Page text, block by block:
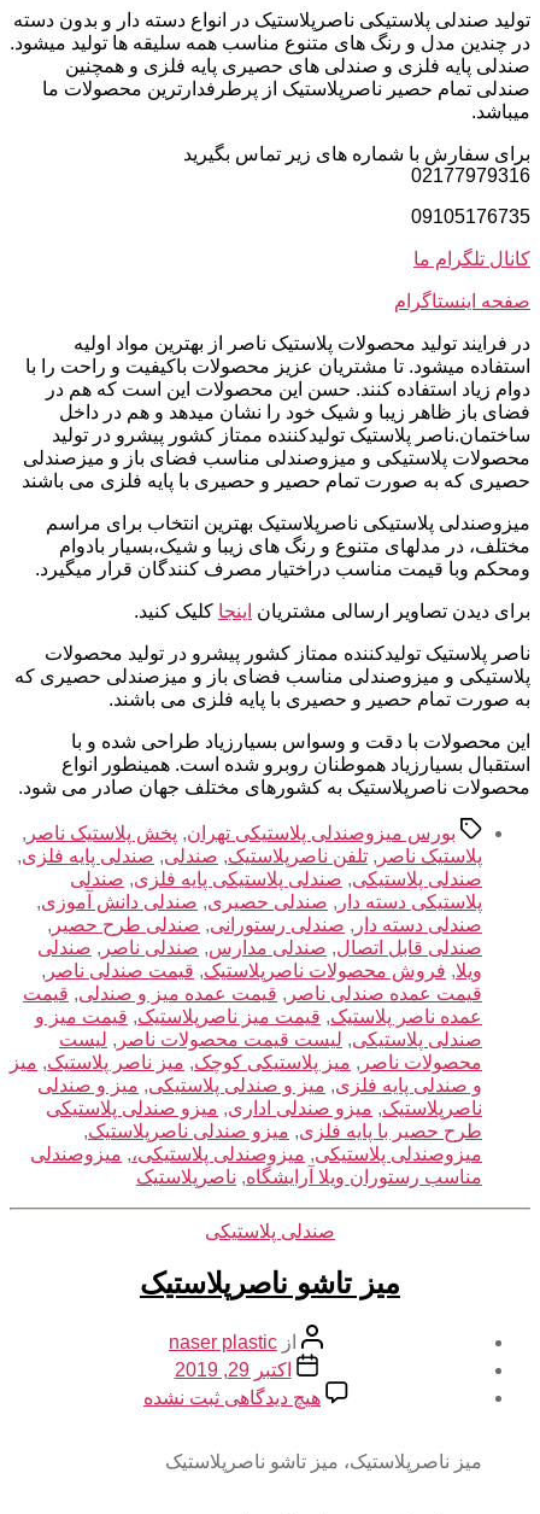
تولید صندلی پلاستیکی ناصرپلاستیک در انواع دسته دار و بدون دسته
در چندین مدل و رنگ های متنوع مناسب همه سلیقه ها تولید میشود.
صندلی پایه فلزی و صندلی های حصیری پایه فلزی و همچنین
صندلی تمام حصیر ناصرپلاستیک از پرطرفدارترین محصولات ما
میباشد.
برای سفارش با شماره های زیر تماس بگیرید
02177979316
09105176735
کانال تلگرام ما
صفحه اینستاگرام
در فرایند تولید محصولات پلاستیک ناصر از بهترین مواد اولیه
استفاده میشود. تا مشتریان عزیز محصولات باکیفیت و راحت را با
دوام زیاد استفاده کنند. حسن این محصولات این است که هم در
فضای باز ظاهر زیبا و شیک خود را نشان میدهد و هم در داخل
ساختمان.ناصر پلاستیک تولیدکننده ممتاز کشور پیشرو در تولید
محصولات پلاستیکی و میزوصندلی مناسب فضای باز و میزصندلی
حصیری که به صورت تمام حصیر و حصیری با پایه فلزی می باشند
میزوصندلی پلاستیکی ناصرپلاستیک بهترین انتخاب برای مراسم
مختلف، در مدلهای متنوع و رنگ های زیبا و شیک،بسیار بادوام
ومحکم وبا قیمت مناسب دراختیار مصرف کنندگان قرار میگیرد.
برای دیدن تصاویر ارسالی مشتریان اینجا کلیک کنید.
ناصر پلاستیک تولیدکننده ممتاز کشور پیشرو در تولید محصولات
پلاستیکی و میزوصندلی مناسب فضای باز و میزصندلی حصیری که
به صورت تمام حصیر و حصیری با پایه فلزی می باشند.
این محصولات با دقت و وسواس بسیارزیاد طراحی شده و با
استقبال بسیارزیاد هموطنان روبرو شده است. همینطور انواع
محصولات ناصرپلاستیک به کشورهای مختلف جهان صادر می شود.
برچسب‌ها
بورس میزوصندلی پلاستیکی تهران, پخش پلاستیک ناصر ,
پلاستیک ناصر , تلفن ناصرپلاستیک, صندلی, صندلی پایه فلزی,
صندلی پلاستیکی, صندلی پلاستیکی پایه فلزی, صندلی
پلاستیکی دسته دار , صندلی حصیری, صندلی دانش آموزی,
صندلی دسته دار , صندلی رستورانی, صندلی طرح حصیر ,
صندلی قابل اتصال, صندلی مدارس, صندلی ناصر , صندلی
ویلا, فروش محصولات ناصرپلاستیک, قیمت صندلی ناصر ,
قیمت عمده صندلی ناصر , قیمت عمده میز و صندلی, قیمت
عمده ناصر پلاستیک, قیمت میز ناصرپلاستیک, قیمت میز و
صندلی پلاستیکی, لیست قیمت محصولات ناصر , لیست
محصولات ناصر , میز پلاستیکی کوچک, میز ناصر پلاستیک, میز
و صندلی پایه فلزی, میز و صندلی پلاستیکی, میز و صندلی
ناصرپلاستیک, میزو صندلی اداری, میزو صندلی پلاستیکی
طرح حصیر با پایه فلزی, میزو صندلی ناصرپلاستیک,
میزوصندلی پلاستیکی, میزوصندلی پلاستیکی،, میزوصندلی
مناسب رستوران ویلا آرایشگاه, ناصرپلاستیک
دسته‌ها
صندلی پلاستیکی
میز تاشو ناصرپلاستیک
نویسنده
نوشته
از naser plastic
تاریخاکتبر 29, 2019
هیچ دیدگاهی برای
ناصرپلاستیک
ثبت نشده
میز ناصرپلاستیک، میز تاشو ناصرپلاستیک